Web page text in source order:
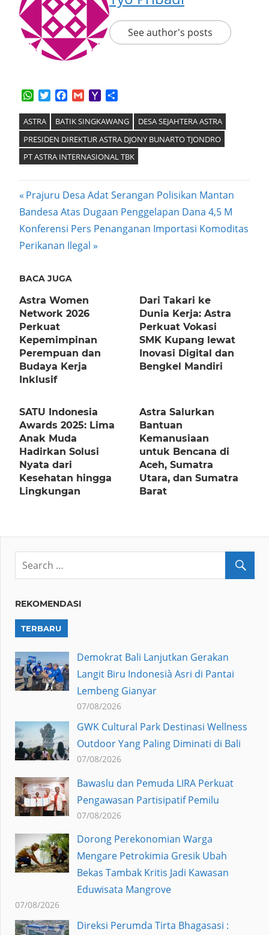
See author's posts
WhatsApp
TwitterFacebook
GmailYahoo
ASTRA BATIK SINGKAWANG
DESA SEJAHTERA ASTRA
PRESIDEN DIREKTUR ASTRA DJONY BUNARTO TJONDRO
PT ASTRA INTERNASIONAL TBK
Post
navigation
Previous
Post:
Prajuru Desa Adat Serangan Polisikan Mantan
Bandesa Atas Dugaan Penggelapan Dana 4,5 M
Next
Post:
Konferensi Pers Penanganan Importasi Komoditas
Perikanan Ilegal
BACA JUGA
Astra Women
Network 2026
Perkuat
Kepemimpinan
Perempuan dan
Budaya Kerja
Inklusif
Dari Takari ke
Dunia Kerja: Astra
Perkuat Vokasi
SMK Kupang lewat
Inovasi Digital dan
Bengkel Mandiri
SATU Indonesia
Awards 2025: Lima
Anak Muda
Hadirkan Solusi
Nyata dari
Kesehatan hingga
Lingkungan
Astra Salurkan
Bantuan
Kemanusiaan
untuk Bencana di
Aceh, Sumatra
Utara, dan Sumatra
Barat
REKOMENDASI
TERBARU
Demokrat Bali Lanjutkan Gerakan
Langit Biru Indonesià Asri di Pantai
Lembeng Gianyar
07/08/2026
GWK Cultural Park Destinasi Wellness
Outdoor Yang Paling Diminati di Bali
07/08/2026
Bawaslu dan Pemuda LIRA Perkuat
Pengawasan Partisipatif Pemilu
07/08/2026
Dorong Perekonomian Warga
Mengare Petrokimia Gresik Ubah
Bekas Tambak Kritis Jadi Kawasan
Eduwisata Mangrove
07/08/2026
Direksi Perumda Tirta Bhagasasi :